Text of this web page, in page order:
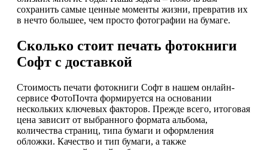
сохранить самые ценные моменты жизни, превратив их
в нечто большее, чем просто фотографии на бумаге.
Сколько стоит печать фотокниги
Софт с доставкой
Стоимость печати фотокниги Софт в нашем онлайн-
сервисе ФотоПочта формируется на основании
нескольких ключевых факторов. Прежде всего, итоговая
цена зависит от выбранного формата альбома,
количества страниц, типа бумаги и оформления
обложки. Качество и тип бумаги, а также